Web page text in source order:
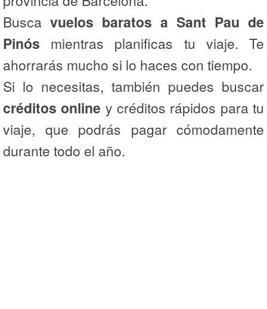
Busca vuelos baratos a Sant Pau de
Pinós mientras planificas tu viaje. Te
ahorrarás mucho si lo haces con tiempo.
Si lo necesitas, también puedes buscar
créditos online y créditos rápidos para tu
viaje, que podrás pagar cómodamente
durante todo el año.